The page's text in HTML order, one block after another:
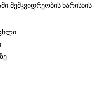
მემკვიდრეობის ხარისხის